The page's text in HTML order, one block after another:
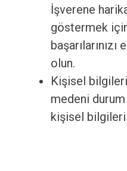
İşverene
göstermek için
olun.
Kişisel
medeni
kişisel bilgileri